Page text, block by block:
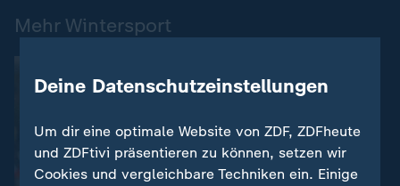
Mehr Wintersport
Deine Datenschutzeinstellungen
Um dir eine optimale Website von ZDF, ZDFheute
und ZDFtivi präsentieren zu können, setzen wir
Cookies und vergleichbare Techniken ein. Einige